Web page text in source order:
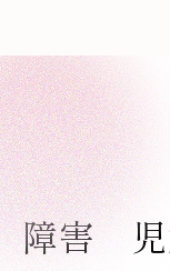
障害 児